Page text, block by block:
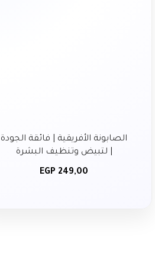
الصابونة الأفريقية | فائقة الجودة
| لتبيض وتنظيف البشرة
EGP 249,00